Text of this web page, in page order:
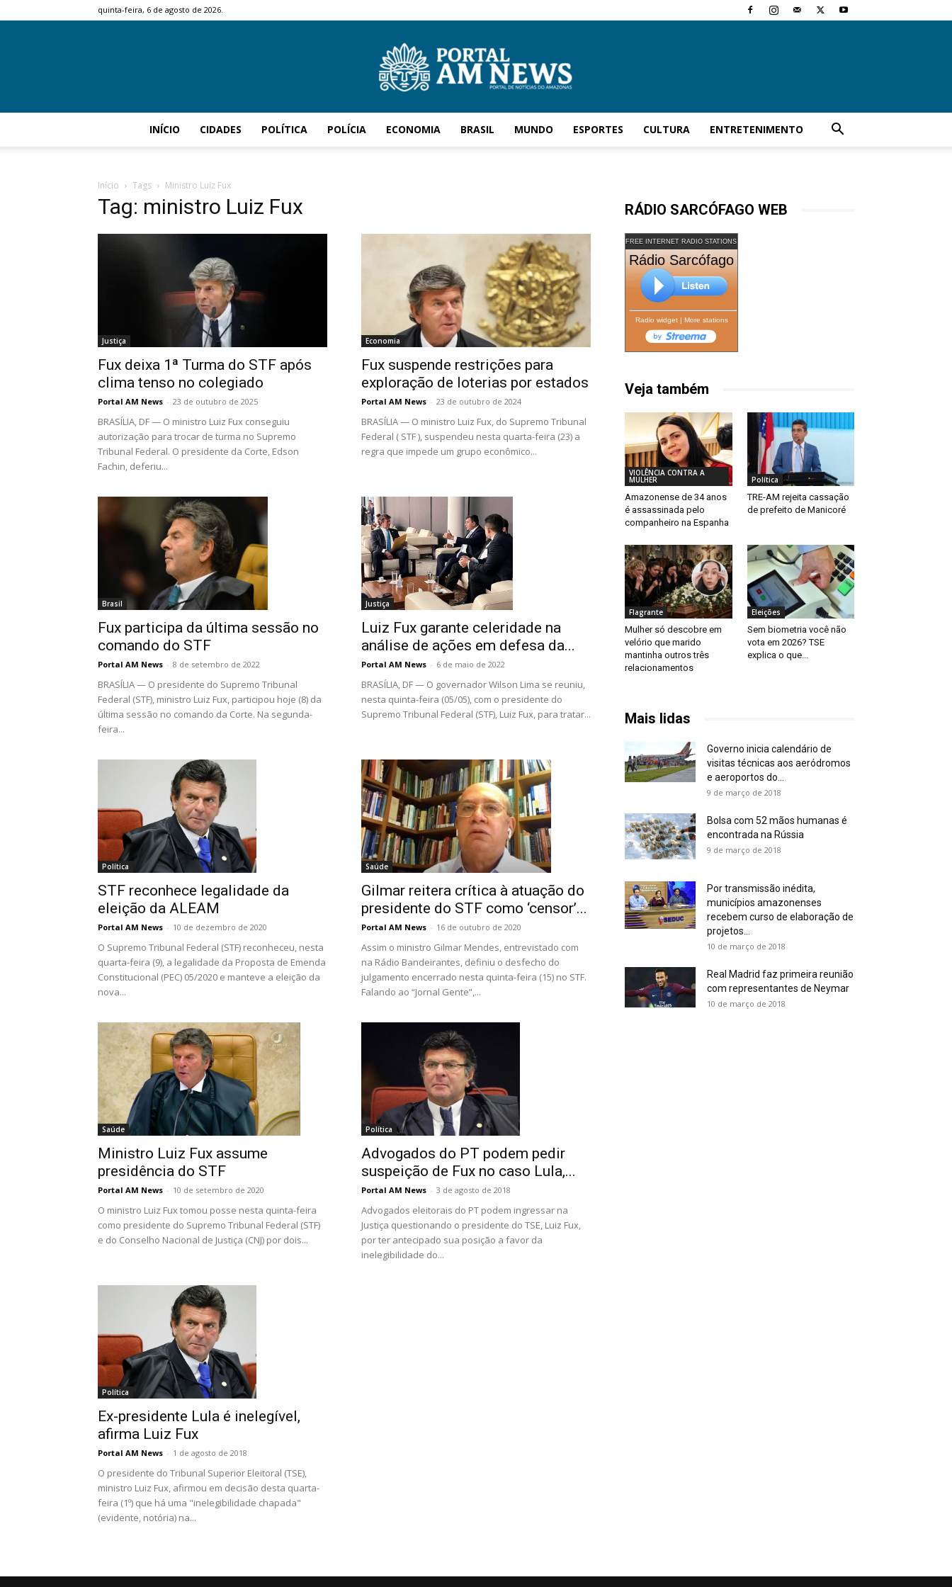
quinta-feira, 6 de agosto de 2026.
INÍCIO CIDADES POLÍTICA POLÍCIA ECONOMIA BRASIL MUNDO ESPORTES CULTURA ENTRETENIMENTO
Início Tags Ministro Luiz Fux
Tag: ministro Luiz Fux
Justiça
Fux deixa 1ª Turma do STF após
clima tenso no colegiado
Portal AM News - 23 de outubro de 2025
BRASÍLIA, DF — O ministro Luiz Fux conseguiu
autorização para trocar de turma no Supremo
Tribunal Federal. O presidente da Corte, Edson
Fachin, deferiu...
Economia
Fux suspende restrições para
exploração de loterias por estados
Portal AM News - 23 de outubro de 2024
BRASÍLIA — O ministro Luiz Fux, do Supremo Tribunal
Federal ( STF ), suspendeu nesta quarta-feira (23) a
regra que impede um grupo econômico...
Brasil
Fux participa da última sessão no
comando do STF
Portal AM News - 8 de setembro de 2022
BRASÍLIA — O presidente do Supremo Tribunal
Federal (STF), ministro Luiz Fux, participou hoje (8) da
última sessão no comando da Corte. Na segunda-
feira...
Justiça
Luiz Fux garante celeridade na
análise de ações em defesa da...
Portal AM News - 6 de maio de 2022
BRASÍLIA, DF — O governador Wilson Lima se reuniu,
nesta quinta-feira (05/05), com o presidente do
Supremo Tribunal Federal (STF), Luiz Fux, para tratar...
Política
STF reconhece legalidade da
eleição da ALEAM
Portal AM News - 10 de dezembro de 2020
O Supremo Tribunal Federal (STF) reconheceu, nesta
quarta-feira (9), a legalidade da Proposta de Emenda
Constitucional (PEC) 05/2020 e manteve a eleição da
nova...
Saúde
Gilmar reitera crítica à atuação do
presidente do STF como ‘censor’...
Portal AM News - 16 de outubro de 2020
Assim o ministro Gilmar Mendes, entrevistado com
na Rádio Bandeirantes, definiu o desfecho do
julgamento encerrado nesta quinta-feira (15) no STF.
Falando ao “Jornal Gente”,...
Saúde
Ministro Luiz Fux assume
presidência do STF
Portal AM News - 10 de setembro de 2020
O ministro Luiz Fux tomou posse nesta quinta-feira
como presidente do Supremo Tribunal Federal (STF)
e do Conselho Nacional de Justiça (CNJ) por dois...
Política
Advogados do PT podem pedir
suspeição de Fux no caso Lula,...
Portal AM News - 3 de agosto de 2018
Advogados eleitorais do PT podem ingressar na
Justiça questionando o presidente do TSE, Luiz Fux,
por ter antecipado sua posição a favor da
inelegibilidade do...
Política
Ex-presidente Lula é inelegível,
afirma Luiz Fux
Portal AM News - 1 de agosto de 2018
O presidente do Tribunal Superior Eleitoral (TSE),
ministro Luiz Fux, afirmou em decisão desta quarta-
feira (1º) que há uma "inelegibilidade chapada"
(evidente, notória) na...
RÁDIO SARCÓFAGO WEB
FREE INTERNET RADIO STATIONS
Rádio Sarcófago
Radio widget| More stations
Veja também
VIOLÊNCIA CONTRA A
MULHER
Amazonense de 34 anos
é assassinada pelo
companheiro na Espanha
Política
TRE-AM rejeita cassação
de prefeito de Manicoré
Flagrante
Mulher só descobre em
velório que marido
mantinha outros três
relacionamentos
Eleições
Sem biometria você não
vota em 2026? TSE
explica o que...
Mais lidas
Governo inicia calendário de
visitas técnicas aos aeródromos
e aeroportos do...
9 de março de 2018
Bolsa com 52 mãos humanas é
encontrada na Rússia
9 de março de 2018
Por transmissão inédita,
municípios amazonenses
recebem curso de elaboração de
projetos...
10 de março de 2018
Real Madrid faz primeira reunião
com representantes de Neymar
10 de março de 2018